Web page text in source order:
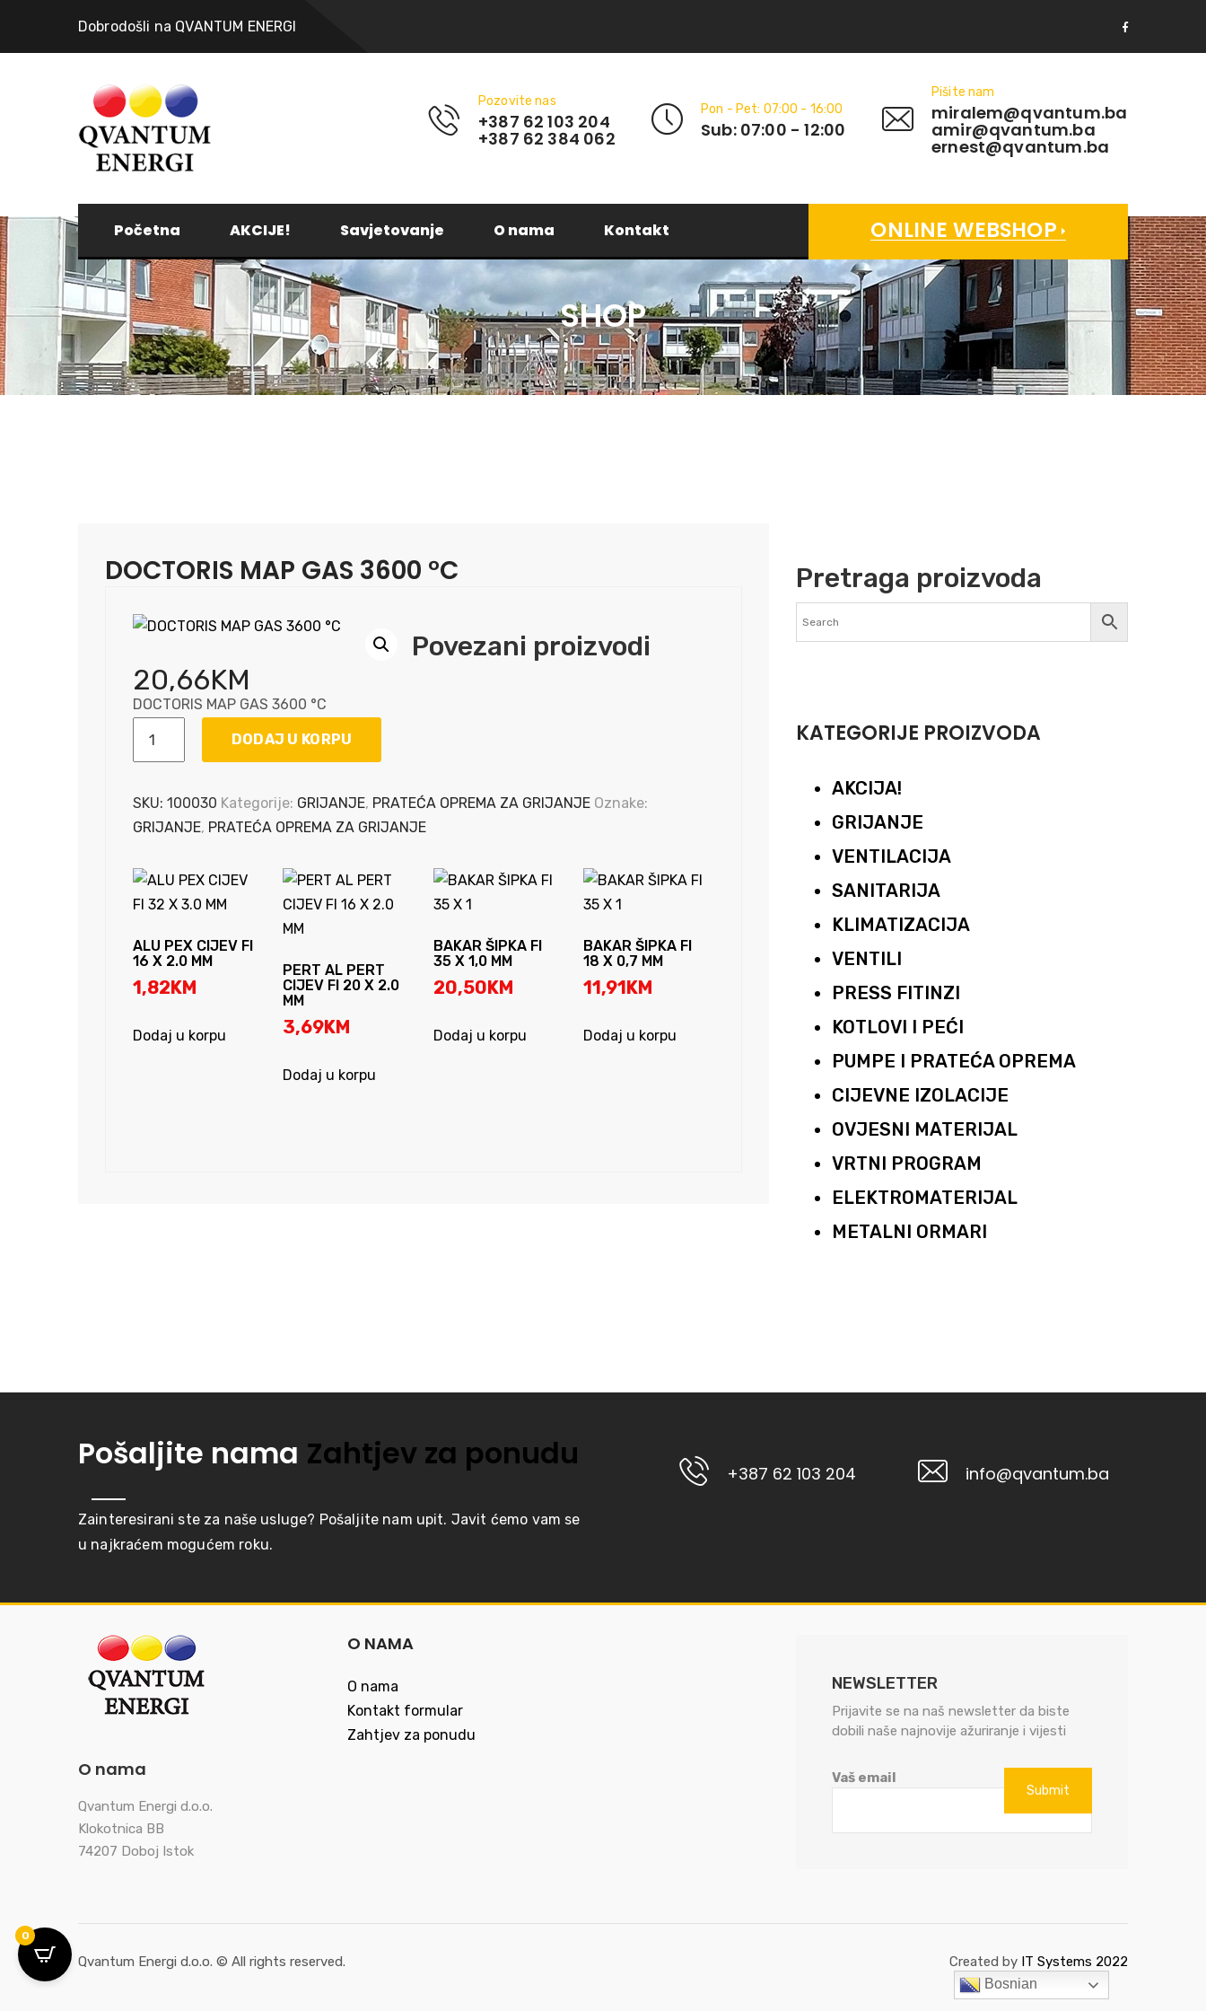
Dobrodošli na QVANTUM ENERGI
Pozovite nas
+387 62 103 204
+387 62 384 062
Pon - Pet: 07:00 - 16:00
Sub: 07:00 - 12:00
Pišite nam
miralem@qvantum.ba
amir@qvantum.ba
ernest@qvantum.ba
Početna AKCIJE! Savjetovanje O nama Kontakt ONLINE WEBSHOP
SHOP
DOCTORIS MAP GAS 3600 °C
20,66KM
DOCTORIS MAP GAS 3600 °C
3600
°C
DODAJ U KORPU
SKU: 100030 Kategorije: GRIJANJE, PRATEĆA OPREMA ZA GRIJANJE Oznake:
GRIJANJE, PRATEĆA OPREMA ZA GRIJANJE
Povezani proizvodi
ALU PEX CIJEV FI
16 X 2.0 MM
1,82KM
Dodaj u korpu
PERT AL PERT
CIJEV FI 20 X 2.0
MM
3,69KM
Dodaj u korpu
BAKAR ŠIPKA FI
35 X 1,0 MM
20,50KM
Dodaj u korpu
BAKAR ŠIPKA FI
18 X 0,7 MM
11,91KM
Dodaj u korpu
Pretraga proizvoda
KATEGORIJE PROIZVODA
AKCIJA!
GRIJANJE
VENTILACIJA
SANITARIJA
KLIMATIZACIJA
VENTILI
PRESS FITINZI
KOTLOVI I PEĆI
PUMPE I PRATEĆA OPREMA
CIJEVNE IZOLACIJE
OVJESNI MATERIJAL
VRTNI PROGRAM
ELEKTROMATERIJAL
METALNI ORMARI
Pošaljite nama Zahtjev za ponudu
Zainteresirani ste za naše usluge? Pošaljite nam upit. Javit ćemo vam se
u najkraćem mogućem roku.
+387 62 103 204 info@qvantum.ba
O nama
Qvantum Energi d.o.o.
Klokotnica BB
74207 Doboj Istok
O NAMA
O nama
Kontakt formular
Zahtjev za ponudu
NEWSLETTER
Prijavite se na naš newsletter da biste
dobili naše najnovije ažuriranje i vijesti
Vaš email
Qvantum Energi d.o.o. © All rights reserved. Created by IT Systems 2022
Bosnian
0